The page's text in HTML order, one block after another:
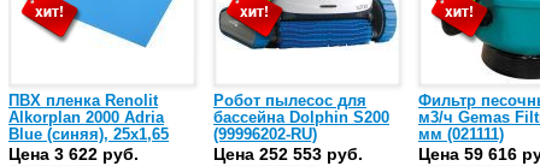
ПВХ пленка Renolit
Alkorplan 2000 Adria
Blue (синяя), 25х1,65
(35216203)
Цена 3 622 руб.
Робот пылесос для
бассейна Dolphin S200
(99996202-RU)
Цена 252 553 руб.
Фильтр
м3/ч Gemas
мм (021111)
Цена 59 616